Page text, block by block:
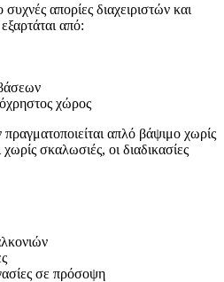
απορίες διαχειριστών και
από:
χώρος
απλό βάψιμο χωρίς
σκαλωσιές, οι διαδικασίες
σε πρόσοψη